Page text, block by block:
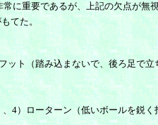
重要であるが、上記の欠点が無
てた。
ト（踏み込まないで、後ろ足で
）ローターン（低いボールを鋭